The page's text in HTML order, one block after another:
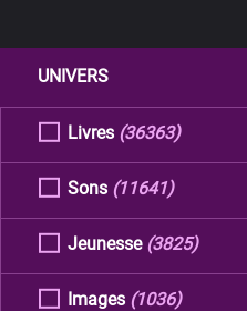
UNIVERS
Livres (36363)
Sons (11641)
Jeunesse (3825)
Images (1036)